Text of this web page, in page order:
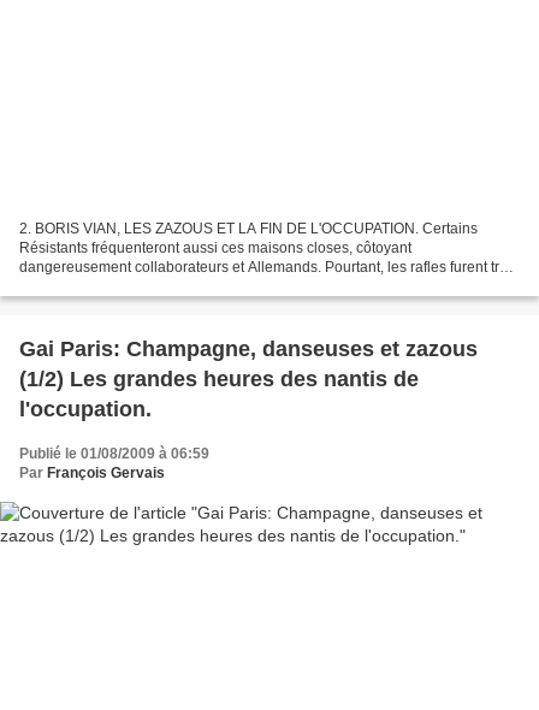
2. BORIS VIAN, LES ZAZOUS ET LA FIN DE L'OCCUPATION. Certains
Résistants fréquenteront aussi ces maisons closes, côtoyant
dangereusement collaborateurs et Allemands. Pourtant, les rafles furent très
Gai Paris: Champagne, danseuses et zazous
(1/2) Les grandes heures des nantis de
l'occupation.
Publié le 01/08/2009 à 06:59
Par François Gervais